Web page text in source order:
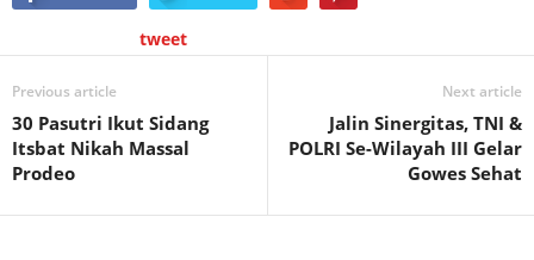
tweet
Previous article
30 Pasutri Ikut Sidang
Itsbat Nikah Massal
Prodeo
Next article
Jalin Sinergitas, TNI &
POLRI Se-Wilayah III Gelar
Gowes Sehat